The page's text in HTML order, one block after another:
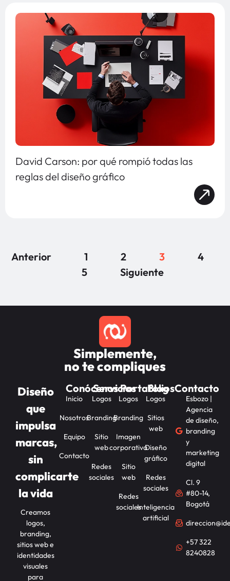
David Carson: por qué rompió todas las
reglas del diseño gráfico
Anterior 1 2 3
4
5
Siguiente
Simplemente,
no te compliques
Diseño
que
impulsa
marcas,
sin
complicarte
la vida
Creamos
logos,
branding,
sitios web e
identidades
visuales
para
Conócenos
Inicio
Nosotros
Equipo
Contacto
Servicios
Logos
Branding
Sitio
web
Redes
sociales
Portafolios
Logos
Branding
Imagen
corporativa
Sitio
web
Redes
sociales
Blog
Logos
Sitios
web
Diseño
gráfico
Redes
sociales
Inteligencia
artificial
Contacto
Esbozo |
Agencia
de diseño,
branding
y
marketing
digital
Cl. 9
#80-14,
Bogotá
+57 322
8240828